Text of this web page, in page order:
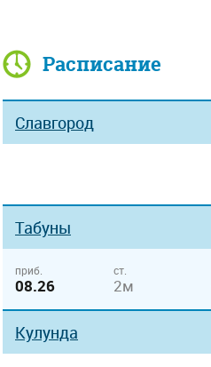
Расписание
Славгород
Табуны
приб.
08.26
ст.
2м
Кулунда